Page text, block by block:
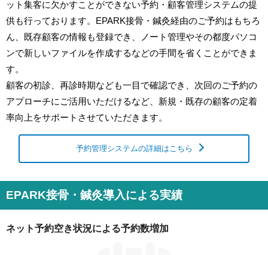
ット集客に欠かすことができない予約・顧客管理システムの提
供も行っております。EPARK接骨・鍼灸経由のご予約はもちろ
ん、既存顧客の情報も登録でき、ノート管理やその都度パソコ
ンで新しいファイルを作成するなどの手間を省くことができま
す。
顧客の初診、再診時期なども一目で確認でき、次回のご予約の
アプローチにご活用いただけるなど、新規・既存の顧客の定着
率向上をサポートさせていただきます。
予約管理システムの詳細はこちら
EPARK接骨・鍼灸導入による実績
ネット予約空き状況による予約数増加